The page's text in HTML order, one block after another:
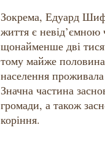
Зокрема, Едуард
життя є невід’ємною
щонайменше дві
тому майже половина
населення проживала
Значна частина
громади, а також
коріння.